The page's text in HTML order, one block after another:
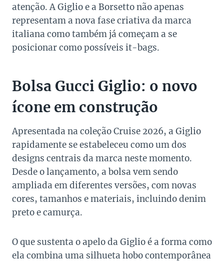
atenção. A Giglio e a Borsetto não apenas
representam a nova fase criativa da marca
italiana como também já começam a se
posicionar como possíveis it-bags.
Bolsa Gucci Giglio: o novo
ícone em construção
Apresentada na coleção Cruise 2026, a Giglio
rapidamente se estabeleceu como um dos
designs centrais da marca neste momento.
Desde o lançamento, a bolsa vem sendo
ampliada em diferentes versões, com novas
cores, tamanhos e materiais, incluindo denim
preto e camurça.
O que sustenta o apelo da Giglio é a forma como
ela combina uma silhueta hobo contemporânea